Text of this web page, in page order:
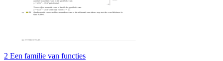
2 Een familie van functies